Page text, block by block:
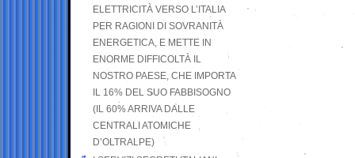
ELETTRICITÀ VERSO L’ITALIA
PER RAGIONI DI SOVRANITÀ
ENERGETICA, E METTE IN
ENORME DIFFICOLTÀ IL
NOSTRO PAESE, CHE IMPORTA
IL 16% DEL SUO FABBISOGNO
(IL 60% ARRIVA DALLE
CENTRALI ATOMICHE
D’OLTRALPE)